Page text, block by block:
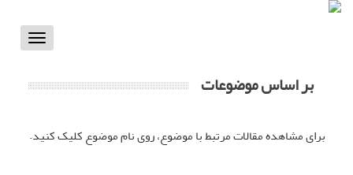
Toggle
بر اساس موضوعات
برای مشاهده مقالات مرتبط با موضوع، روی نام موضوع کلیک کنید.